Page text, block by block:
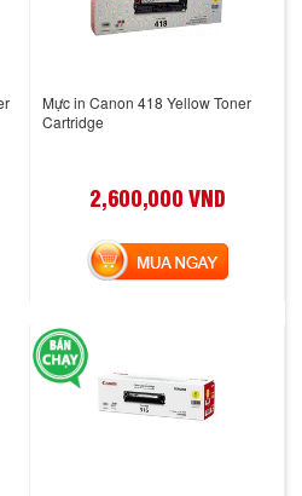
Mực in Canon 418 Yellow Toner
Cartridge
2,600,000 VND
MUA NGAY